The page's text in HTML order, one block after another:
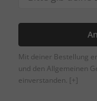
Mit deiner Bestellung
und den Allgemeinen
einverstanden. [+]